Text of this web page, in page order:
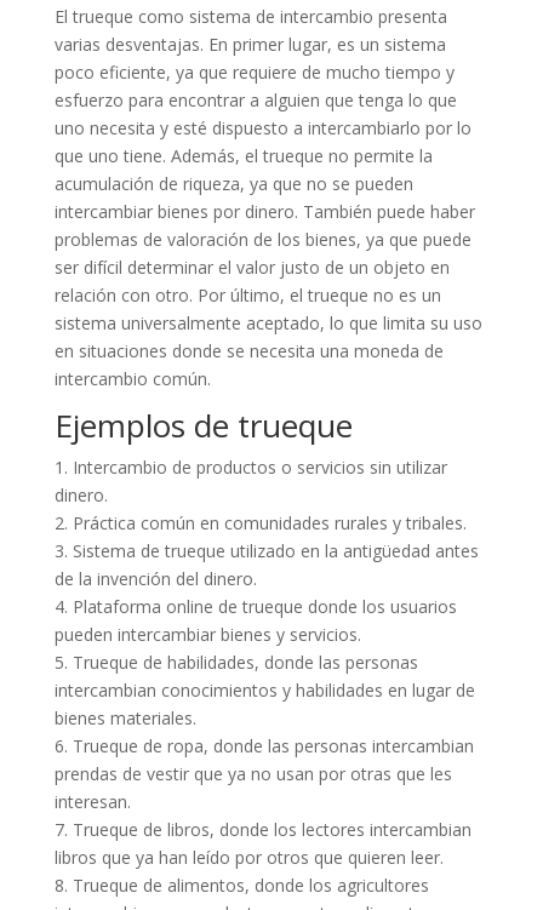
El trueque como sistema de intercambio presenta
varias desventajas. En primer lugar, es un sistema
poco eficiente, ya que requiere de mucho tiempo y
esfuerzo para encontrar a alguien que tenga lo que
uno necesita y esté dispuesto a intercambiarlo por lo
que uno tiene. Además, el trueque no permite la
acumulación de riqueza, ya que no se pueden
intercambiar bienes por dinero. También puede haber
problemas de valoración de los bienes, ya que puede
ser difícil determinar el valor justo de un objeto en
relación con otro. Por último, el trueque no es un
sistema universalmente aceptado, lo que limita su uso
en situaciones donde se necesita una moneda de
intercambio común.
Ejemplos de trueque
1. Intercambio de productos o servicios sin utilizar
dinero.
2. Práctica común en comunidades rurales y tribales.
3. Sistema de trueque utilizado en la antigüedad antes
de la invención del dinero.
4. Plataforma online de trueque donde los usuarios
pueden intercambiar bienes y servicios.
5. Trueque de habilidades, donde las personas
intercambian conocimientos y habilidades en lugar de
bienes materiales.
6. Trueque de ropa, donde las personas intercambian
prendas de vestir que ya no usan por otras que les
interesan.
7. Trueque de libros, donde los lectores intercambian
libros que ya han leído por otros que quieren leer.
8. Trueque de alimentos, donde los agricultores